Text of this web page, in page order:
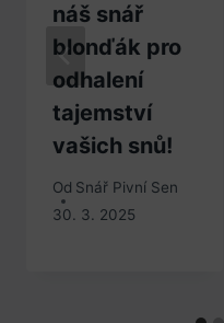
náš snář
blonďák pro
odhalení
tajemství
vašich snů!
Od Snář Pivní Sen
30. 3. 2025